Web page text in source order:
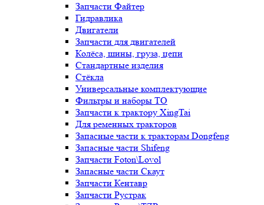
Запчасти Файтер
Гидравлика
Двигатели
Запчасти для двигателей
Колёса, шины, груза, цепи
Стандартные изделия
Стёкла
Универсальные комплектующие
Фильтры и наборы ТО
Запчасти к трактору XingTai
Для ременных тракторов
Запасные части к тракторам Dongfeng
Запасные части Shifeng
Запчасти Foton\Lovol
Запасные части Скаут
Запчасти Кентавр
Запчасти Рустрак